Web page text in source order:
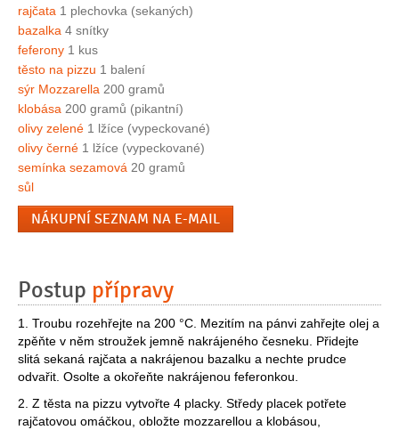
rajčata 1 plechovka (sekaných)
bazalka 4 snítky
feferony 1 kus
těsto na pizzu 1 balení
sýr Mozzarella 200 gramů
klobása 200 gramů (pikantní)
olivy zelené 1 lžíce (vypeckované)
olivy černé 1 lžíce (vypeckované)
semínka sezamová 20 gramů
sůl
NÁKUPNÍ SEZNAM NA E-MAIL
Postup přípravy
1. Troubu rozehřejte na 200 °C. Mezitím na pánvi zahřejte olej a
zpěňte v něm stroužek jemně nakrájeného česneku. Přidejte
slitá sekaná rajčata a nakrájenou bazalku a nechte prudce
odvařit. Osolte a okořeňte nakrájenou feferonkou.
2. Z těsta na pizzu vytvořte 4 placky. Středy placek potřete
rajčatovou omáčkou, obložte mozzarellou a klobásou,